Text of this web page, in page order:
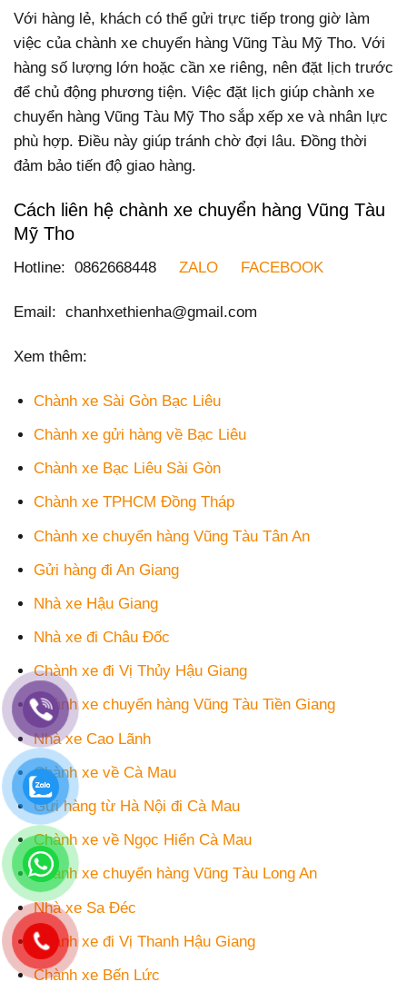
Với hàng lẻ, khách có thể gửi trực tiếp trong giờ làm
việc của chành xe chuyển hàng Vũng Tàu Mỹ Tho. Với
hàng số lượng lớn hoặc cần xe riêng, nên đặt lịch trước
để chủ động phương tiện. Việc đặt lịch giúp chành xe
chuyển hàng Vũng Tàu Mỹ Tho sắp xếp xe và nhân lực
phù hợp. Điều này giúp tránh chờ đợi lâu. Đồng thời
đảm bảo tiến độ giao hàng.
Cách liên hệ chành xe chuyển hàng Vũng Tàu
Mỹ Tho
Hotline: 0862668448 ZALO FACEBOOK
Email: chanhxethienha@gmail.com
Xem thêm:
Chành xe Sài Gòn Bạc Liêu
Chành xe gửi hàng về Bạc Liêu
Chành xe Bạc Liêu Sài Gòn
Chành xe TPHCM Đồng Tháp
Chành xe chuyển hàng Vũng Tàu Tân An
Gửi hàng đi An Giang
Nhà xe Hậu Giang
Nhà xe đi Châu Đốc
Chành xe đi Vị Thủy Hậu Giang
Chành xe chuyển hàng Vũng Tàu Tiền Giang
Nhà xe Cao Lãnh
Chành xe về Cà Mau
Gửi hàng từ Hà Nội đi Cà Mau
Chành xe về Ngọc Hiển Cà Mau
Chành xe chuyển hàng Vũng Tàu Long An
Nhà xe Sa Đéc
Chành xe đi Vị Thanh Hậu Giang
Chành xe Bến Lức